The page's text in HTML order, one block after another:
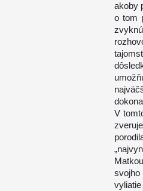
akoby
o tom
V